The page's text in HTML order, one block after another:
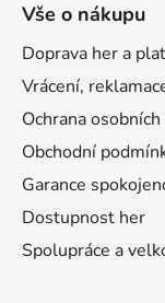
Vše o nákupu
Doprava her a
Vrácení,
Ochrana
Obchodní
Garance
Dostupnost her
Spolupráce a